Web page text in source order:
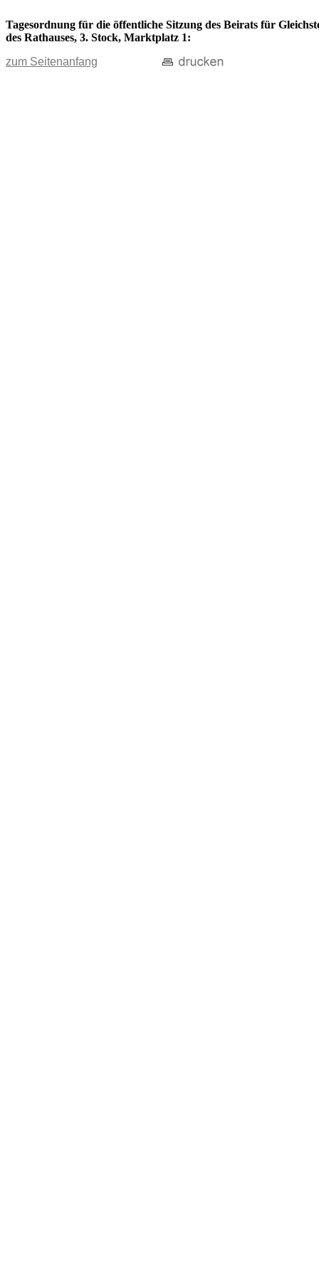
Tagesordnung für die öffentliche Sitzung des Beirats für
des Rathauses, 3. Stock, Marktplatz 1:
zum Seitenanfang